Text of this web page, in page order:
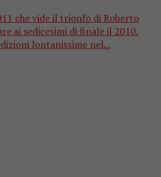
che vide il trionfo di Roberto
ai sedicesimi di finale il 2010.
lontanissime nel...